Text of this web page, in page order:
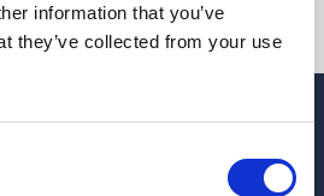
information that you’ve
they’ve collected from your use